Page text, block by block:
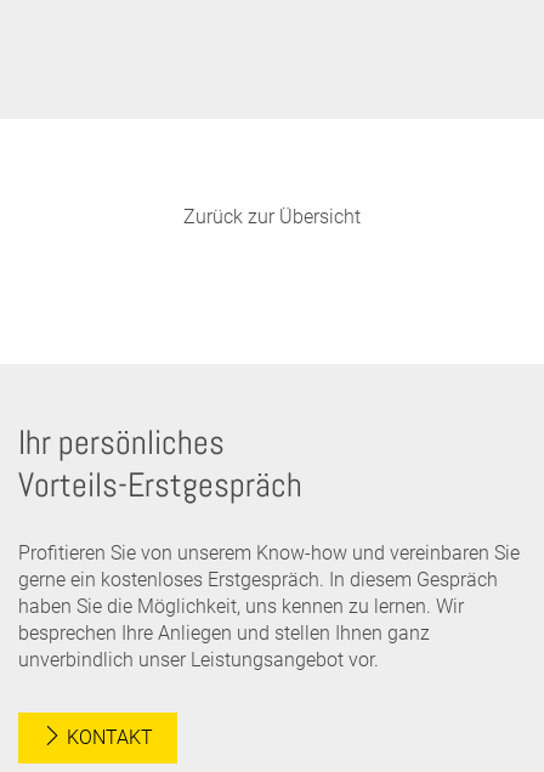
Zurück zur Übersicht
Ihr persönliches
Vorteils-Erstgespräch
Profitieren Sie von unserem Know-how und vereinbaren Sie
gerne ein kostenloses Erstgespräch. In diesem Gespräch
haben Sie die Möglichkeit, uns kennen zu lernen. Wir
besprechen Ihre Anliegen und stellen Ihnen ganz
unverbindlich unser Leistungsangebot vor.
KONTAKT